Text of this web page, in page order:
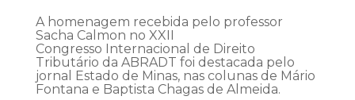
A homenagem recebida pelo professor
Sacha Calmon no XXII
Congresso Internacional de Direito
Tributário da ABRADT foi destacada pelo
jornal Estado de Minas, nas colunas de Mário
Fontana e Baptista Chagas de Almeida.